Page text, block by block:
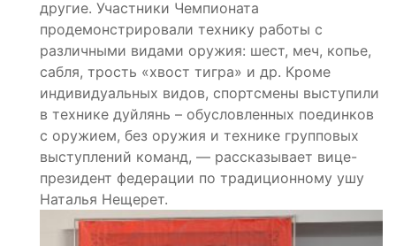
другие. Участники Чемпионата
продемонстрировали технику работы с
различными видами оружия: шест, меч, копье,
сабля, трость «хвост тигра» и др. Кроме
индивидуальных видов, спортсмены выступили
в технике дуйлянь – обусловленных поединков
с оружием, без оружия и технике групповых
выступлений команд, — рассказывает вице-
президент федерации по традиционному ушу
Наталья Нещерет.